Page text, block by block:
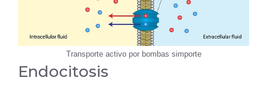
Transporte activo por bombas simporte
Endocitosis